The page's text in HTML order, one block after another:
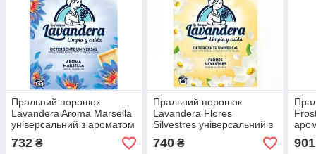
Пральний порошок
Lavandera Aroma Marsella
універсальний з ароматом
марсельського мила,
4.675 кг (85 прань)
732 ₴
Пральний порошок
Lavandera Flores
Silvestres універсальний з
ароматом польових квітів,
4.675 кг (85 прань)
740₴
4.8
901